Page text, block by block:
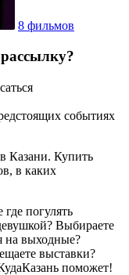
8 фильмов
событиях
Казани. Купить
в каких
погулять
Выбираете
на выходные?
выставки?
поможет!